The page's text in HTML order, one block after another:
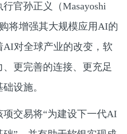
官孙正义（Masayoshi
将增强其大规模应用AI的
对全球产业的改变，软
更完善的连接、更充足
设施。
交易将“为建设下一代AI